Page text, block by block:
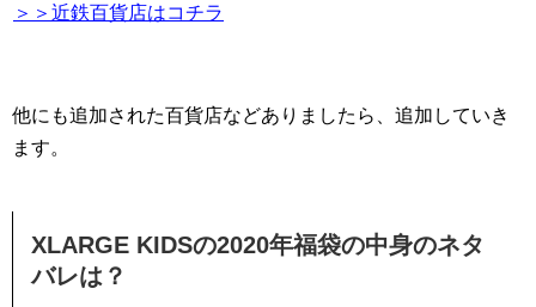
＞＞近鉄百貨店はコチラ
他にも追加された百貨店などありましたら、追加していき
ます。
XLARGE KIDSの2020年福袋の中身のネタ
バレは？